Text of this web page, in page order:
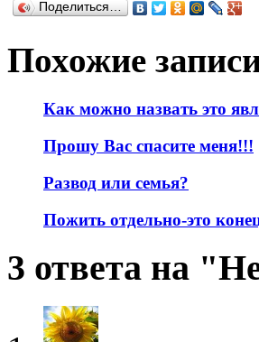
Поделиться…
Похожие
Как можно назвать это
Прошу Вас спасите меня!!!
Развод или семья?
Пожить отдельно-это
3 ответа на